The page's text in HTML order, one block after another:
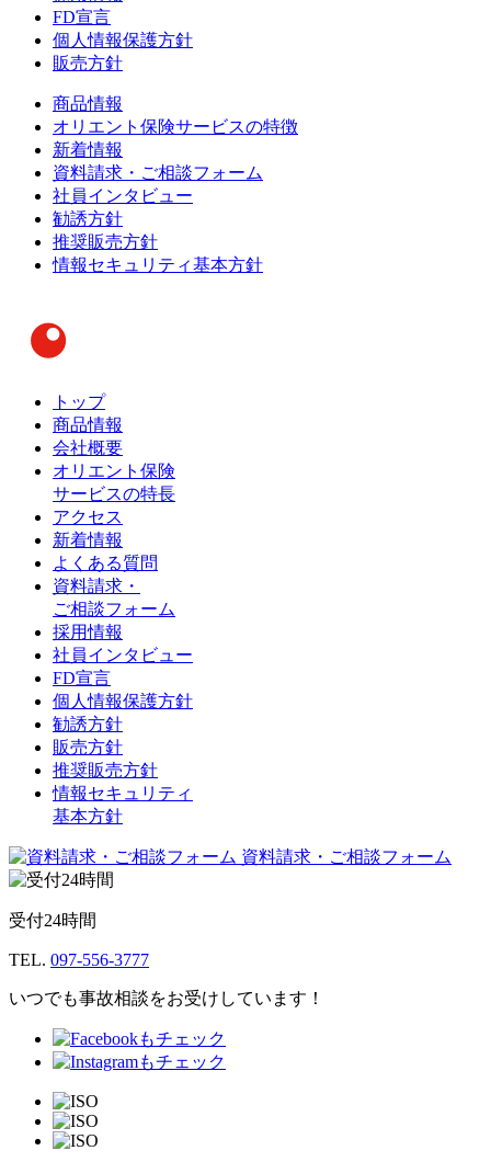
FD宣言
個人情報保護方針
販売方針
商品情報
オリエント保険サービスの特徴
新着情報
資料請求・ご相談フォーム
社員インタビュー
勧誘方針
推奨販売方針
情報セキュリティ基本方針
トップ
商品情報
会社概要
オリエント保険
サービスの特長
アクセス
新着情報
よくある質問
資料請求・
ご相談フォーム
採用情報
社員インタビュー
FD宣言
個人情報保護方針
勧誘方針
販売方針
推奨販売方針
情報セキュリティ
基本方針
資料請求・ご相談フォーム
受付24時間
TEL. 097-556-3777
いつでも事故相談をお受けしています！